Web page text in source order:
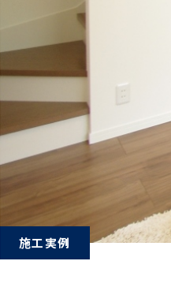
施工実例